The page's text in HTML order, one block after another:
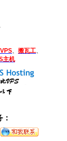
搬瓦工
主机